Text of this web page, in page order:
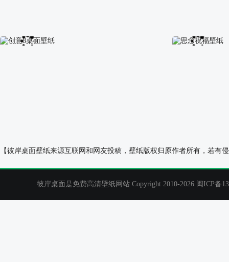
高考励志正能量,2016年高考必胜桌面壁纸 山 线条 太阳 日
【彼岸桌面壁纸来源互联网和网友投稿，壁纸版权归原作者所有，若
彼岸桌面是免费高清壁纸网站 Copyright 2010-2026 闽ICP备